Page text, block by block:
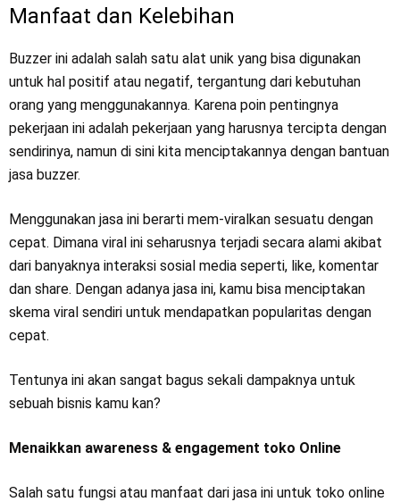
Manfaat dan Kelebihan
Buzzer ini adalah salah satu alat unik yang bisa digunakan
untuk hal positif atau negatif, tergantung dari kebutuhan
orang yang menggunakannya. Karena poin pentingnya
pekerjaan ini adalah pekerjaan yang harusnya tercipta dengan
sendirinya, namun di sini kita menciptakannya dengan bantuan
jasa buzzer.
Menggunakan jasa ini berarti mem-viralkan sesuatu dengan
cepat. Dimana viral ini seharusnya terjadi secara alami akibat
dari banyaknya interaksi sosial media seperti, like, komentar
dan share. Dengan adanya jasa ini, kamu bisa menciptakan
skema viral sendiri untuk mendapatkan popularitas dengan
cepat.
Tentunya ini akan sangat bagus sekali dampaknya untuk
sebuah bisnis kamu kan?
Menaikkan awareness & engagement toko Online
Salah satu fungsi atau manfaat dari jasa ini untuk toko online